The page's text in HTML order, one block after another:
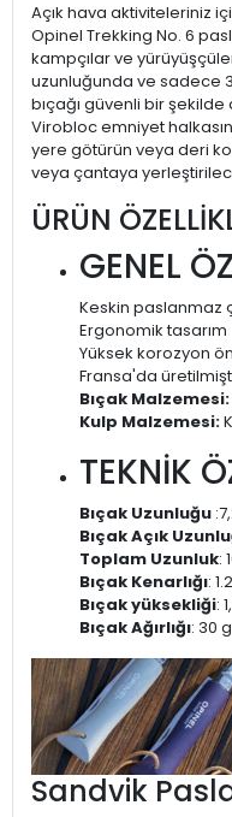
Açık hava aktiviteleriniz
Opinel Trekking No. 6
kampçılar ve
uzunluğunda ve sadece
bıçağı güvenli bir
Virobloc emniyet
yere götürün veya deri
veya çantaya
ÜRÜN
GENEL
Keskin paslanmaz
Ergonomik tasarım
Yüksek korozyon
Fransa'da
Bıçak Malzemesi:
Kulp Malzemesi:
TEKNİK
Bıçak Uzunluğu
Bıçak Açık
Toplam Uzunluk:
Bıçak Kenarlığı:
Bıçak yüksekliği:
Bıçak Ağırlığı: 30
Sandvik